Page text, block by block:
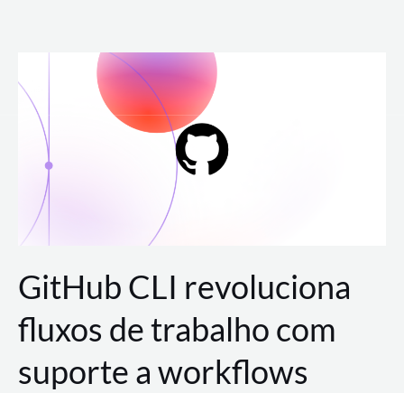
para
conteúdo
GitHub CLI revoluciona
fluxos de trabalho com
suporte a workflows